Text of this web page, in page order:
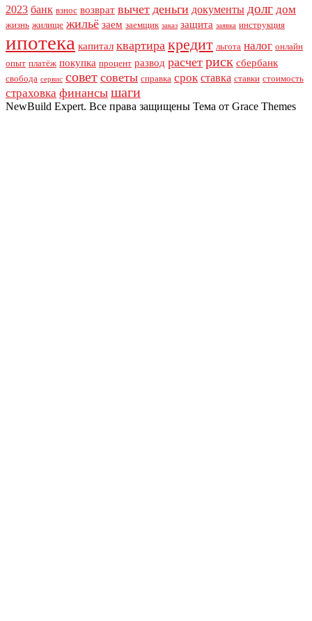
2023 банк взнос возврат вычет деньги документы долг дом
жизнь жилище жильё заем заемщик заказ защита заявка инструкция
ипотека капитал квартира кредит льгота налог онлайн
опыт платёж покупка процент развод расчет риск сбербанк
свобода сервис совет советы справка срок ставка ставки стоимость
страховка финансы шаги
NewBuild Expert. Все права защищены Тема от Grace Themes